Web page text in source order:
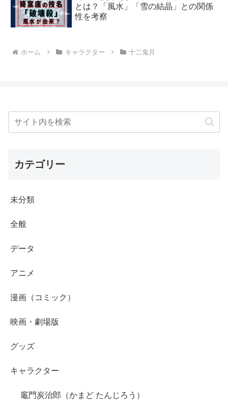
とは？「風水」「雪の結晶」との関係
性を考察
ホーム キャラクター 十二鬼月
カテゴリー
未分類
全般
データ
アニメ
漫画（コミック）
映画・劇場版
グッズ
キャラクター
竈門炭治郎（かまど たんじろう）